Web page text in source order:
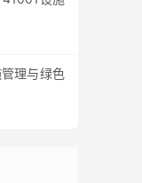
理与绿色